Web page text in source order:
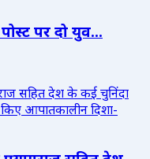
पर दो युव...